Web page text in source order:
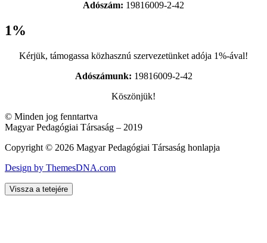
Adószám: 19816009-2-42
1%
Kérjük, támogassa közhasznú szervezetünket adója 1%-ával!
Adószámunk: 19816009-2-42
Köszönjük!
© Minden jog fenntartva
Magyar Pedagógiai Társaság – 2019
Copyright © 2026 Magyar Pedagógiai Társaság honlapja
Design by ThemesDNA.com
Vissza a tetejére